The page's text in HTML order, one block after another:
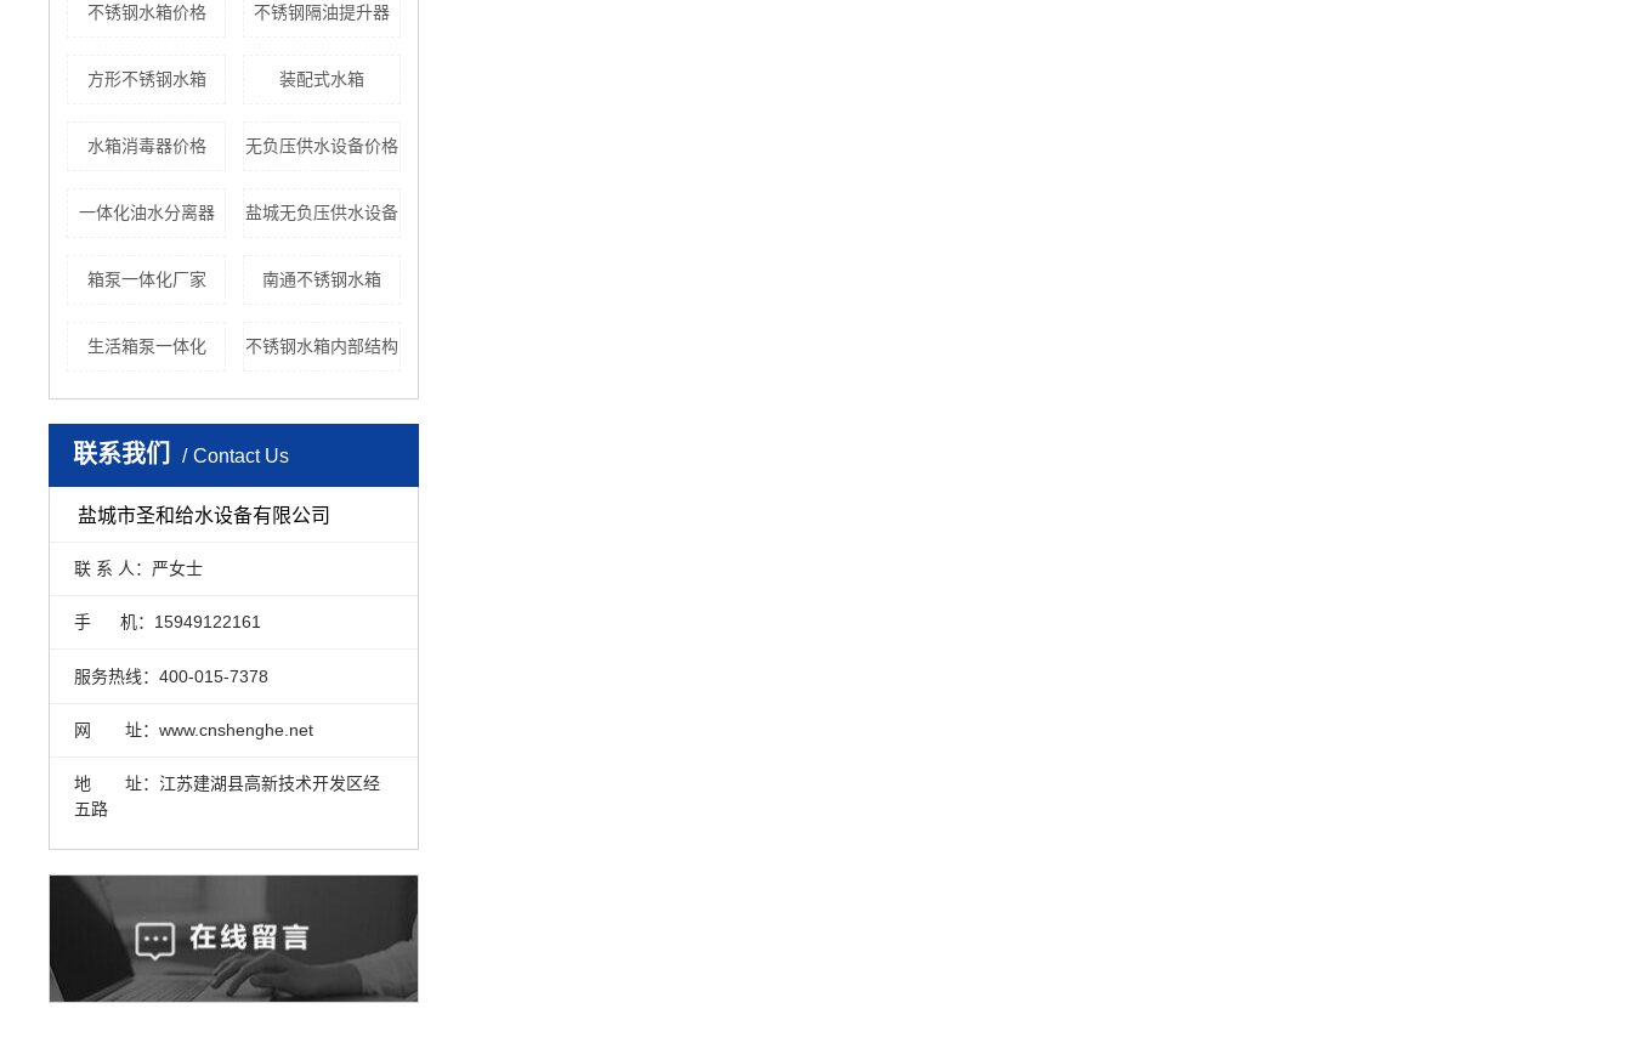
不锈钢水箱价格 不锈钢隔油提升器
方形不锈钢水箱 装配式水箱
水箱消毒器价格 无负压供水设备价格
一体化油水分离器 盐城无负压供水设备
箱泵一体化厂家 南通不锈钢水箱
生活箱泵一体化 不锈钢水箱内部结构
联系我们 Contact Us
盐城市圣和给水设备有限公司
联 系 人：严女士
手 机：15949122161
服务热线：400-015-7378
网 址：www.cnshenghe.net
地 址：江苏建湖县高新技术开发区经
五路